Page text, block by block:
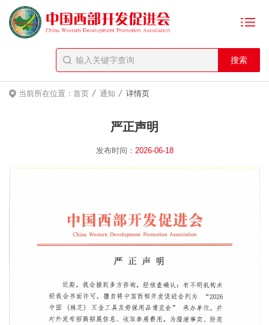
当前所在位置： 首页 / 通知 / 详情页
严正声明
发布时间： 2026-06-18